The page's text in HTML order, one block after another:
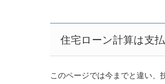
住宅ローン計算は支
このページでは今までと違い、